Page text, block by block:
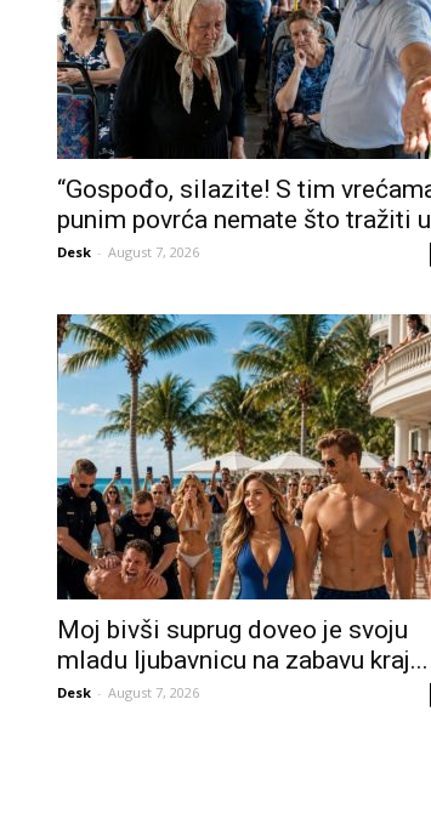
“Gospođo, silazite! S tim
punim povrća nemate što tražiti
Desk - August 7, 2026
Moj bivši suprug doveo je svoju
mladu ljubavnicu na zabavu kraj...
Desk - August 7, 2026